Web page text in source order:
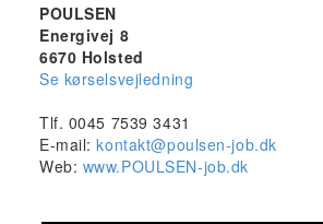
POULSEN
Energivej 8
6670 Holsted
Se kørselsvejledning
Tlf. 0045 7539 3431
E-mail:kontakt@poulsen-job.dk
Web: www.POULSEN-job.dk